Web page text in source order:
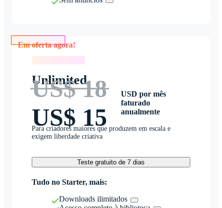
Unlimited
US$ 18
US$ 15
USD por mês
faturado
anualmente
Para criadores maiores que produzem em escala e
exigem liberdade criativa
Teste gratuito de 7 dias
Tudo no Starter, mais:
Downloads ilimitados